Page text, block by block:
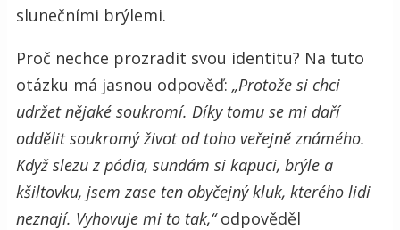
slunečními brýlemi.
Proč nechce prozradit svou identitu? Na tuto
otázku má jasnou odpověď: „Protože si chci
udržet nějaké soukromí. Díky tomu se mi daří
oddělit soukromý život od toho veřejně známého.
Když slezu z pódia, sundám si kapuci, brýle a
kšiltovku, jsem zase ten obyčejný kluk, kterého lidi
neznají. Vyhovuje mi to tak,“odpověděl